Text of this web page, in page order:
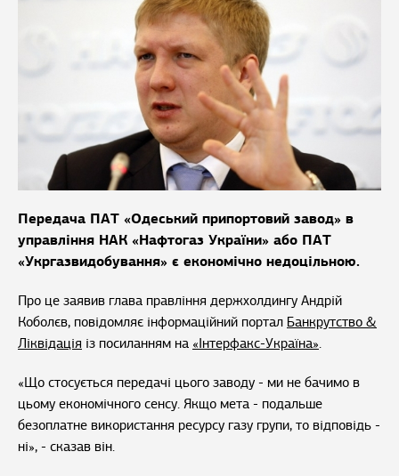
Передача ПАТ «Одеський припортовий завод» в
управління НАК «Нафтогаз України» або ПАТ
«Укргазвидобування» є економічно недоцільною.
Про це заявив глава правління держхолдингу Андрій
Коболєв, повідомляє інформаційний портал Банкрутство &
Ліквідація із посиланням на «Інтерфакс-Україна».
«Що стосується передачі цього заводу - ми не бачимо в
цьому економічного сенсу. Якщо мета - подальше
безоплатне використання ресурсу газу групи, то відповідь -
ні», - сказав він.